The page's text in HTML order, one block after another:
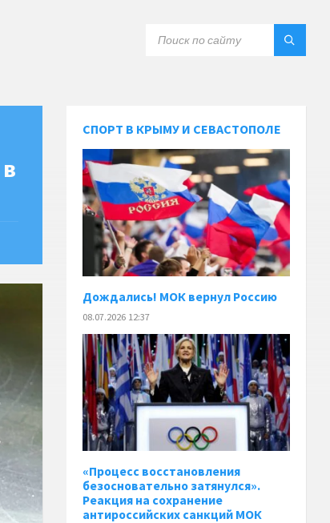
СПОРТ В КРЫМУ И СЕВАСТОПОЛЕ
Дождались! МОК вернул Россию
08.07.2026 12:37
«Процесс восстановления
безосновательно затянулся».
Реакция на сохранение
антироссийских санкций МОК